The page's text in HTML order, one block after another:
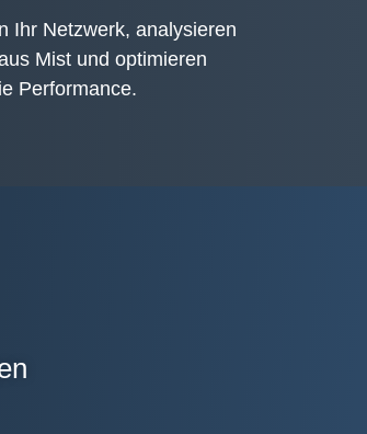
Ihr Netzwerk, analysieren
Mist und optimieren
Performance.